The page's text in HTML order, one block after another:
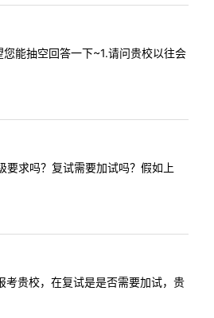
能抽空回答一下~1.请问贵校以往会
求吗？复试需要加试吗？假如上
贵校，在复试是是否需要加试，贵